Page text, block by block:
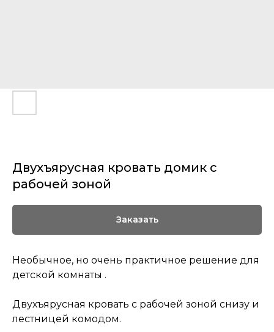
Двухъярусная кровать домик с
рабочей зоной
Заказать
Необычное, но очень практичное решение для
детской комнаты .
Двухъярусная кровать с рабочей зоной снизу и
лестницей комодом.